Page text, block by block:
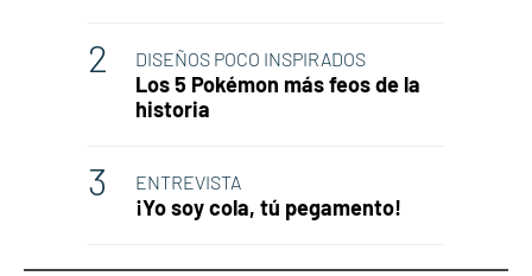
DISEÑOS POCO INSPIRADOS
Los 5 Pokémon más feos de la
historia
ENTREVISTA
¡Yo soy cola, tú pegamento!